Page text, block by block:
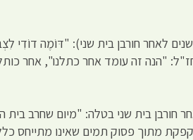
לאחר חורבן בית שני): "דּוֹמֶה דוֹדִי
פסוק זה דרשו חז"ל: "הנה זה עומד אחר
בית שני בטלה: "מיום שחרב בית
מתוך פסוק תמים שאינו מתייחס